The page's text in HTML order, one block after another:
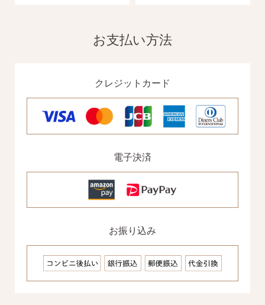
SNS 時々更新中です。
ピアスの通販ショップ
ようこそ！！なでしこスタイルへ！
お支払い方法
クレジットカード
電子決済
お振り込み